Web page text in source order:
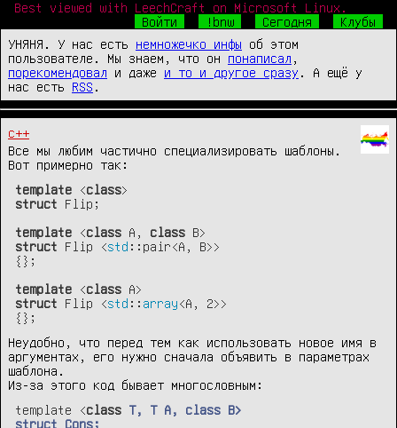
Best viewed with LeechCraft on Microsoft Linux.
Войти
!bnw Сегодня
Клубы
УНЯНЯ. У нас есть немножечко инфы об этом
пользователе. Мы знаем, что он понаписал
порекомендовал и даже и то и другое сразу . А ещё у
нас есть RSS
c++
Все мы любим частично специализировать шаблоны.
Вот примерно так:
template <class
struct Flip;
template <class A, class
struct Flip <std ::pair<A, B>>
{};
template <class
struct Flip <std :: array<A, 2>>
{};
Неудобно, что перед тем как использовать новое имя в
аргументах, его нужно сначала объявить в параметрах
шаблона.
Из-за этого код бывает многословным:
template <class T, T A, class B
struct
Cons;